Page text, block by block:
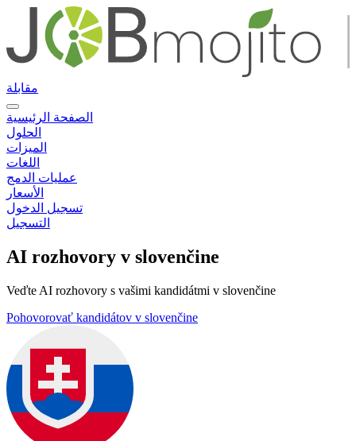
مقابلة
الصفحة الرئيسية
الحلول
الميزات
اللغات
عمليات الدمج
الأسعار
تسجيل الدخول
التسجيل
AI rozhovory v slovenčine
Veďte AI rozhovory s vašimi kandidátmi v slovenčine
Pohovorovať kandidátov v slovenčine